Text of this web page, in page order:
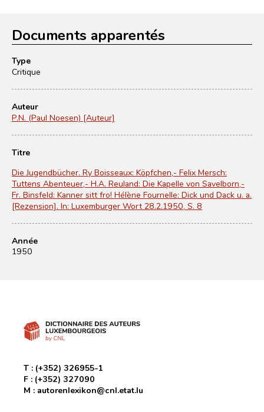
Documents apparentés
Type
Critique
Auteur
P.N. (Paul Noesen) [Auteur]
Titre
Die Jugendbücher. Ry Boisseaux: Köpfchen,- Felix Mersch:
Tuttens Abenteuer,- H.A. Reuland: Die Kapelle von Savelborn,-
Fr. Binsfeld: Kanner sitt fro! Hélène Fournelle: Dick und Dack u. a.
[Rezension]. In: Luxemburger Wort 28.2.1950, S. 8
Année
1950
T : (+352) 326955-1
F : (+352) 327090
M : autorenlexikon@cnl.etat.lu